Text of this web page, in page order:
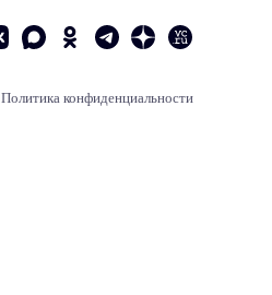
Политика конфиденциальности